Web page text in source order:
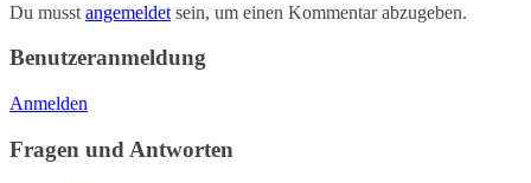
Du musst angemeldet sein, um einen Kommentar abzugeben.
Benutzeranmeldung
Anmelden
Fragen und Antworten